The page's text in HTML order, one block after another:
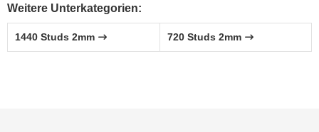
Weitere Unterkategorien:
1440 Studs 2mm 720 Studs 2mm